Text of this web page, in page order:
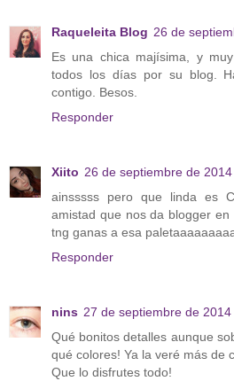
Raqueleita Blog 26 de
Es una chica majísima, y
todos los días por su blog.
contigo. Besos.
Responder
Xiito 26 de septiembre de
ainsssss pero que linda es
amistad que nos da blogger
tng ganas a esa
Responder
nins 27 de septiembre de 2014
Qué bonitos detalles aunque
qué colores! Ya la veré más de
Que lo disfrutes todo!